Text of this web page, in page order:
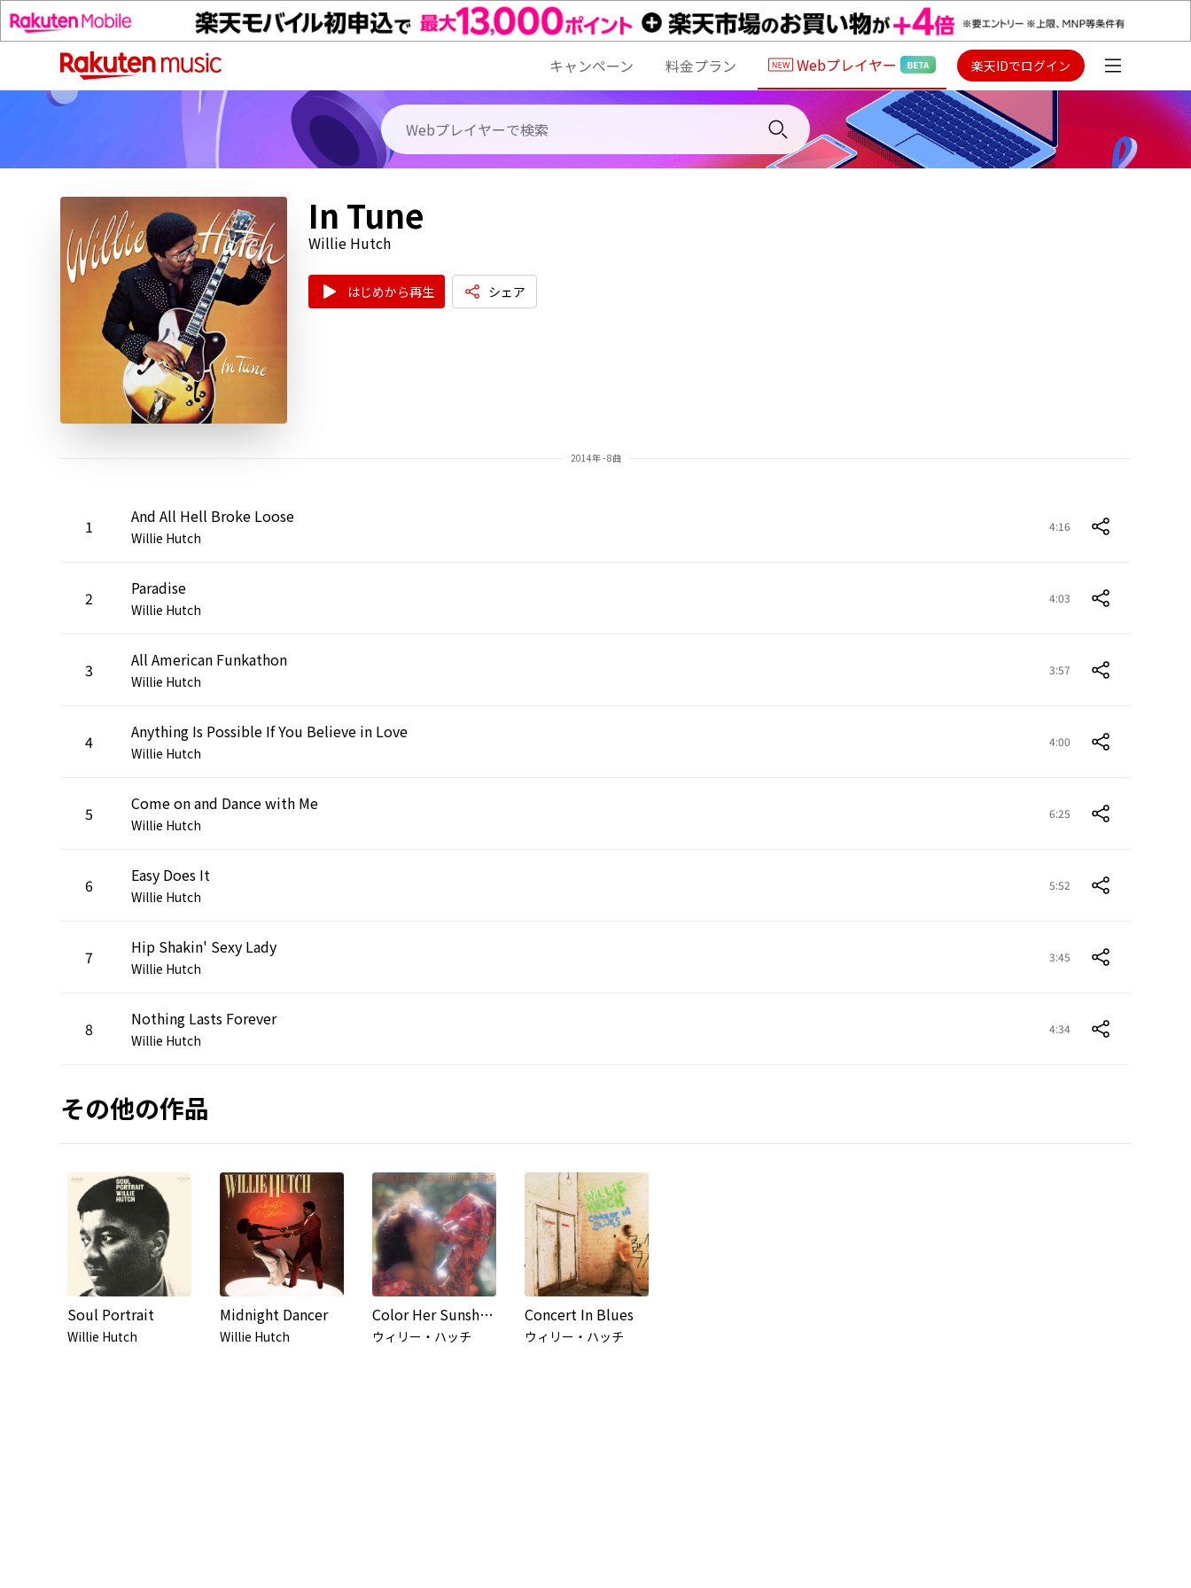
キャンペーン 料金プラン Webプレイヤー 楽天IDでログイン
In Tune
Willie Hutch
はじめから再生 シェア
2014年 - 8曲
1 And All Hell Broke Loose
Willie Hutch
4:16
2 Paradise
Willie Hutch
4:03
3 All American Funkathon
Willie Hutch
3:57
4 Anything Is Possible If You Believe in Love
Willie Hutch
4:00
5 Come on and Dance with Me
Willie Hutch
6:25
6 Easy Does It
Willie Hutch
5:52
7 Hip Shakin' Sexy Lady
Willie Hutch
3:45
8 Nothing Lasts Forever
Willie Hutch
4:34
その他の作品
Soul Portrait
Willie Hutch
Midnight Dancer
Willie Hutch
Color Her Sunshine
ウィリー・ハッチ
Concert In Blues
ウィリー・ハッチ